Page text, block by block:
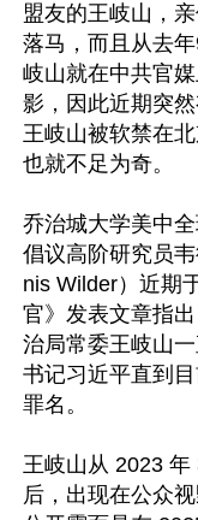
盟友的王岐山，
落马，而且从去
岐山就在中共官
影，因此近期突
王岐山被软禁在北
也就不足为奇。
乔治城大学美中
倡议高阶研究员
nis Wilder）近期
官》发表文章指
治局常委王岐山
书记习近平直到
罪名。
王岐山从 2023
后，出现在公众